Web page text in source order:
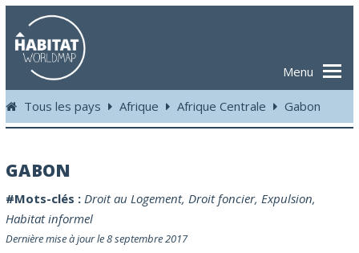
Menu
Tous les pays Afrique Afrique Centrale Gabon
GABON
#Mots-clés : Droit au Logement, Droit foncier, Expulsion,
Habitat informel
Dernière mise à jour le 8 septembre 2017